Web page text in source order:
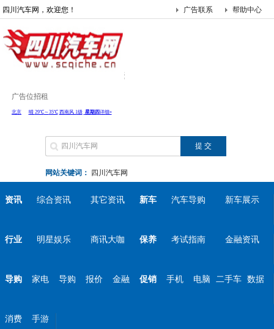
四川汽车网，欢迎您！ 帮助中心
广告联系
广告位招租
网站关键词： 四川汽车网
资讯 综合资讯 其它资讯 新车 汽车导购 新车展示
行业 明星娱乐 商讯大咖 保养 考试指南 金融资讯
导购 家电 导购 报价 金融 促销 手机 电脑 二手车 数据
消费
手游